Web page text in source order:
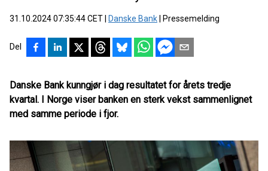
31.10.2024 07:35:44 CET Danske Bank Pressemelding
Del
Danske Bank kunngjør i dag resultatet for årets tredje
kvartal. I Norge viser banken en sterk vekst sammenlignet
med samme periode i fjor.